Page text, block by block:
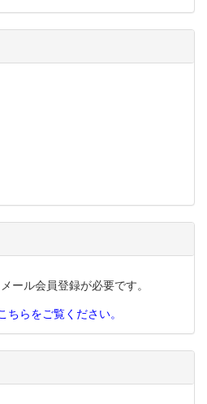
ール会員登録が必要です。
らをご覧ください。